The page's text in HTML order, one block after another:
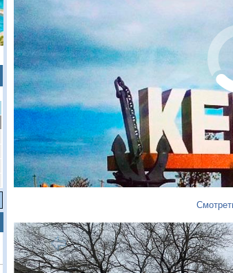
1/25